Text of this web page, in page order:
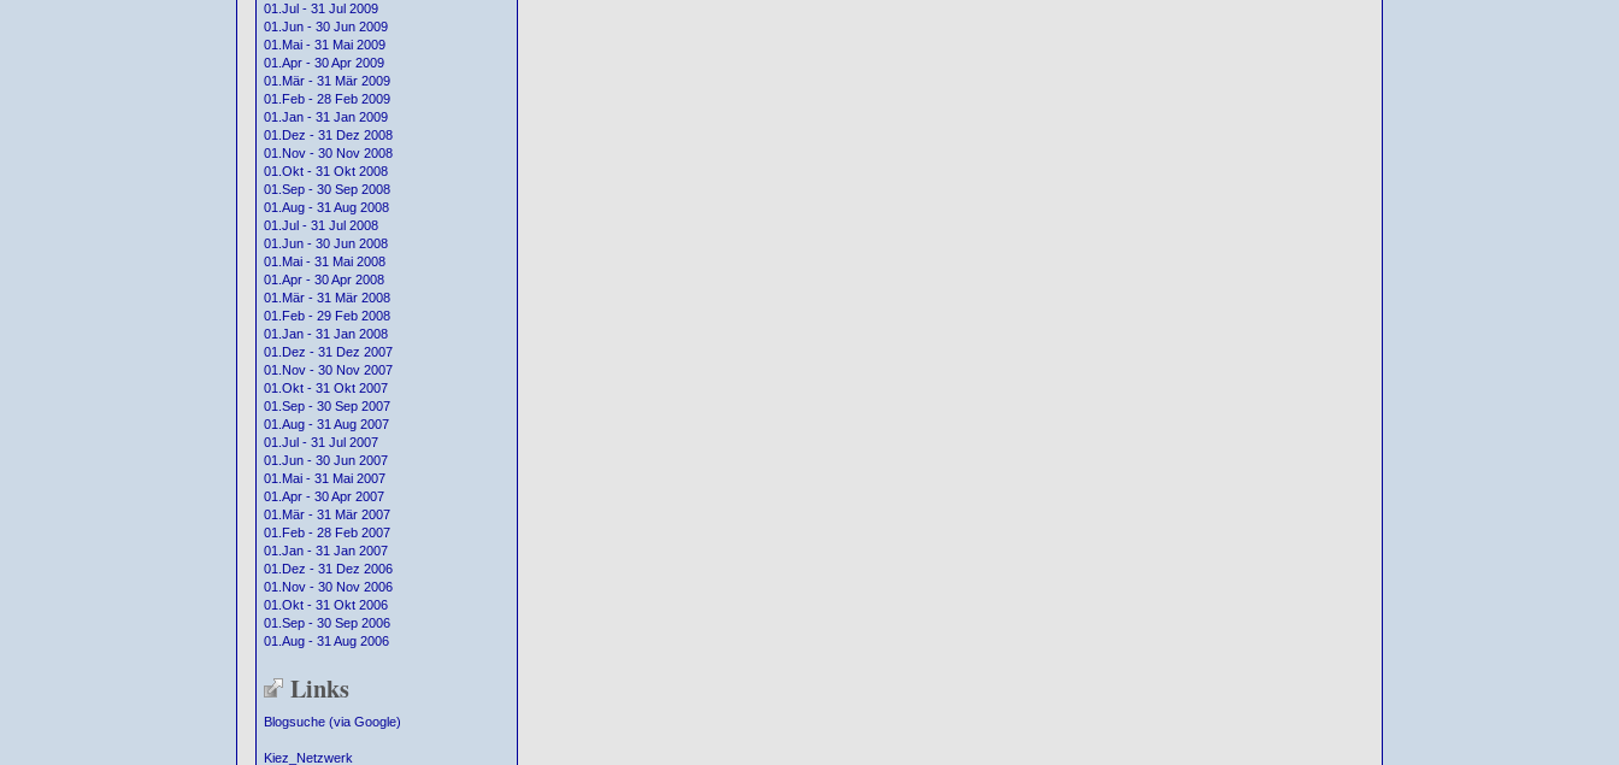
01.Jul - 31 Jul 2009
01.Jun - 30 Jun 2009
01.Mai - 31 Mai 2009
01.Apr - 30 Apr 2009
01.Mär - 31 Mär 2009
01.Feb - 28 Feb 2009
01.Jan - 31 Jan 2009
01.Dez - 31 Dez 2008
01.Nov - 30 Nov 2008
01.Okt - 31 Okt 2008
01.Sep - 30 Sep 2008
01.Aug - 31 Aug 2008
01.Jul - 31 Jul 2008
01.Jun - 30 Jun 2008
01.Mai - 31 Mai 2008
01.Apr - 30 Apr 2008
01.Mär - 31 Mär 2008
01.Feb - 29 Feb 2008
01.Jan - 31 Jan 2008
01.Dez - 31 Dez 2007
01.Nov - 30 Nov 2007
01.Okt - 31 Okt 2007
01.Sep - 30 Sep 2007
01.Aug - 31 Aug 2007
01.Jul - 31 Jul 2007
01.Jun - 30 Jun 2007
01.Mai - 31 Mai 2007
01.Apr - 30 Apr 2007
01.Mär - 31 Mär 2007
01.Feb - 28 Feb 2007
01.Jan - 31 Jan 2007
01.Dez - 31 Dez 2006
01.Nov - 30 Nov 2006
01.Okt - 31 Okt 2006
01.Sep - 30 Sep 2006
01.Aug - 31 Aug 2006
Links
Blogsuche (via Google)
Kiez_Netzwerk